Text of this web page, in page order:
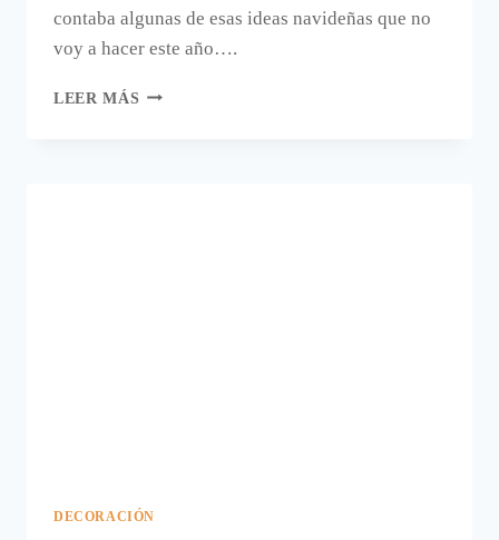
contaba algunas de esas ideas navideñas que no
voy a hacer este año….
LEER MÁS ILUMINACIÓN
DECORACIÓN